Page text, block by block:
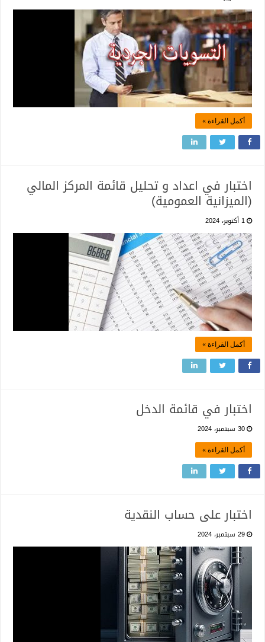
أكمل القراءة »
اختبار في اعداد و تحليل قائمة المركز المالي
(الميزانية العمومية)
1 أكتوبر، 2024
أكمل القراءة »
اختبار في قائمة الدخل
30 سبتمبر، 2024
أكمل القراءة »
اختبار على حساب النقدية
29 سبتمبر، 2024